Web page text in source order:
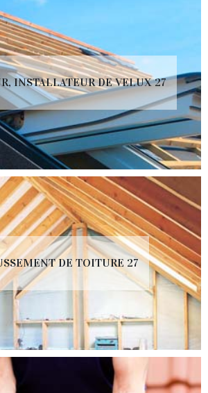
INSTALLATEUR DE VELUX 27
DE TOITURE 27